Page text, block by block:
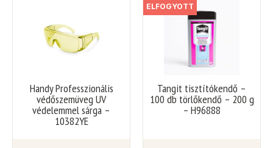
Handy Professzionális
védőszemüveg UV
védelemmel sárga –
10382YE
ELFOGYOTT
Tangit tisztítókendő –
100 db törlőkendő – 200 g
– H96888